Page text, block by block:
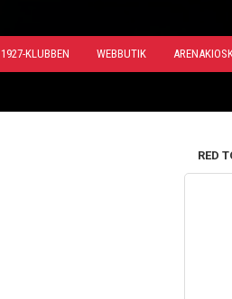
1927-KLUBBEN WEBBUTIK
RED